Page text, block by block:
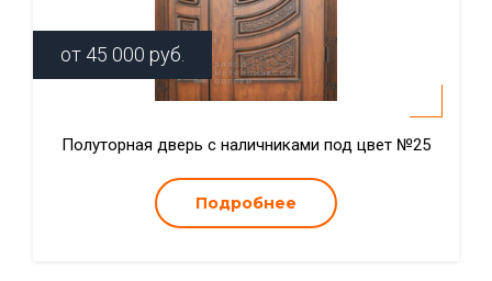
от 45 000 руб.
Полуторная дверь с наличниками под цвет №25
Подробнее